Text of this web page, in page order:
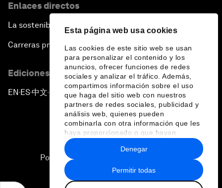
Esta página web usa cookies
Las cookies de este sitio web se usan
para personalizar el contenido y los
anuncios, ofrecer funciones de redes
sociales y analizar el tráfico. Además,
compartimos información sobre el uso
que haga del sitio web con nuestros
partners de redes sociales, publicidad y
análisis web, quienes pueden
combinarla con otra información que les
haya proporcionado o que hayan
recopilado a partir del uso que haya
hecho de sus servicios.
Permitir todas
Denegar
Enlaces directos
La sostenibilidad en el Foro
Carreras profesionales
Ediciones en otros idiomas
EN ▪ES▪中文▪ 日本語
Política de privacidad y normas de uso
Sitemap